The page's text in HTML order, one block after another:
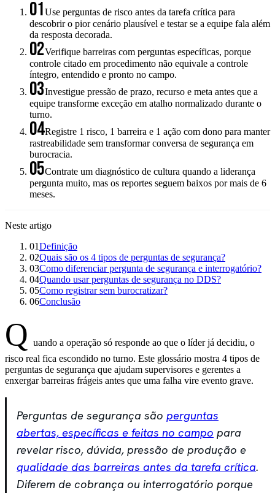
01Use perguntas de risco antes da tarefa crítica para
descobrir o pior cenário plausível e testar se a equipe fala além
da resposta decorada.
02Verifique barreiras com perguntas específicas, porque
controle citado em procedimento não equivale a controle
íntegro, entendido e pronto no campo.
03Investigue pressão de prazo, recurso e meta antes que a
equipe transforme exceção em atalho normalizado durante o
turno.
04Registre 1 risco, 1 barreira e 1 ação com dono para manter
rastreabilidade sem transformar conversa de segurança em
burocracia.
05Contrate um diagnóstico de cultura quando a liderança
pergunta muito, mas os reportes seguem baixos por mais de 6
meses.
Neste artigo
01Definição
02Quais são os 4 tipos de perguntas de segurança?
03Como diferenciar pergunta de segurança e interrogatório?
04Quando usar perguntas de segurança no DDS?
05Como registrar sem burocratizar?
06Conclusão
Q uando a operação só responde ao que o líder já decidiu, o
risco real fica escondido no turno. Este glossário mostra 4 tipos de
perguntas de segurança que ajudam supervisores e gerentes a
enxergar barreiras frágeis antes que uma falha vire evento grave.
Perguntas de segurança são perguntas
abertas, específicas e feitas no campo para
revelar risco, dúvida, pressão de produção e
qualidade das barreiras antes da tarefa crítica.
Diferem de cobrança ou interrogatório porque